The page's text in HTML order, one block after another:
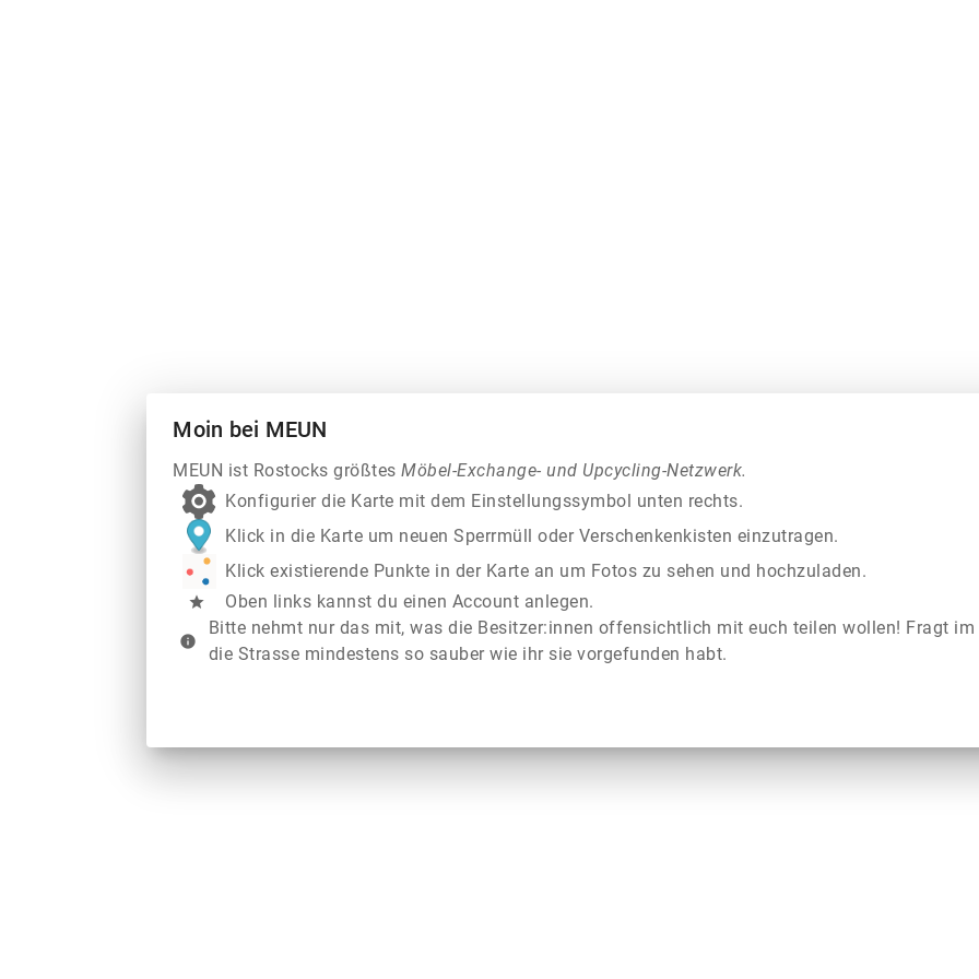
Moin bei MEUN
MEUN ist Rostocks größtesMöbel-Exchange- und Upcycling-Netzwerk.
Konfigurier die Karte mit dem Einstellungssymbol unten rechts.
Klick in die Karte um neuen Sperrmüll oder Verschenkenkisten einzutragen.
Klick existierende Punkte in der Karte an um Fotos zu sehen und hochzuladen.
star Oben links kannst du einen Account anlegen.
info
Bitte nehmt nur das mit, was die Besitzer:innen offensichtlich mit euch teilen wollen! Fragt
die Strasse mindestens so sauber wie ihr sie vorgefunden habt.